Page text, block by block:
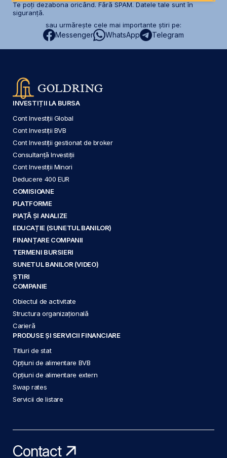
Te poți dezabona oricând. Fără SPAM. Datele tale sunt în
siguranță.
sau urmărește cele mai importante știri pe:
Messenger WhatsApp Telegram
INVESTIȚII LA BURSA
Cont Investiții Global
Cont Investiții BVB
Cont Investiții gestionat de broker
Consultanță Investiții
Cont Investiții Minori
Deducere 400 EUR
COMISIOANE
PLATFORME
PIAȚĂ ȘI ANALIZE
EDUCAȚIE (SUNETUL BANILOR)
FINANȚARE COMPANII
TERMENI BURSIERI
SUNETUL BANILOR (VIDEO)
ȘTIRI
COMPANIE
Obiectul de activitate
Structura organizațională
Carieră
PRODUSE ȘI SERVICII FINANCIARE
Titluri de stat
Opțiuni de alimentare BVB
Opțiuni de alimentare extern
Swap rates
Servicii de listare
Contact